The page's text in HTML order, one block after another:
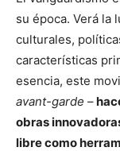
su época. Verá la
culturales,
características
esencia, este
avant-garde –
obras
libre como